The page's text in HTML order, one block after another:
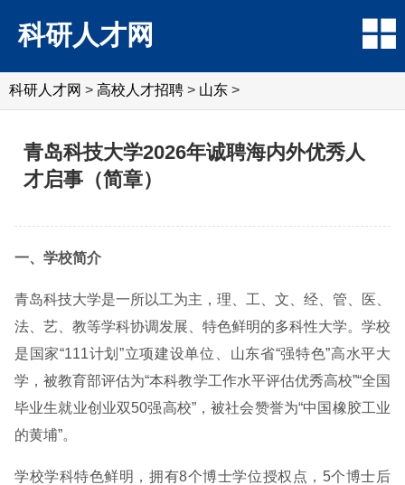
科研人才网
科研人才网 > 高校人才招聘 > 山东 >
青岛科技大学2026年诚聘海内外优秀人
才启事（简章）
一、学校简介
青岛科技大学是一所以工为主，理、工、文、经、管、医、
法、艺、教等学科协调发展、特色鲜明的多科性大学。学校
是国家“111计划”立项建设单位、山东省“强特色”高水平大
学，被教育部评估为“本科教学工作水平评估优秀高校”“全国
毕业生就业创业双50强高校”，被社会赞誉为“中国橡胶工业
的黄埔”。
学校学科特色鲜明，拥有8个博士学位授权点，5个博士后